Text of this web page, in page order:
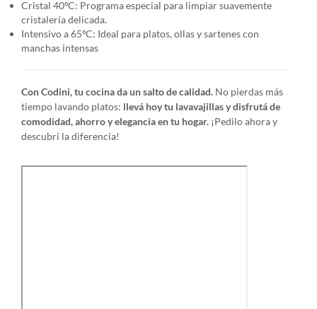
Cristal 40ºC: Programa especial para limpiar suavemente
cristalería delicada.
Intensivo a 65ºC: Ideal para platos, ollas y sartenes con
manchas intensas
Con Codini, tu cocina da un salto de calidad. No pierdas más
tiempo lavando platos: llevá hoy tu lavavajillas y disfrutá de
comodidad, ahorro y elegancia en tu hogar. ¡Pedilo ahora y
descubrí la diferencia!